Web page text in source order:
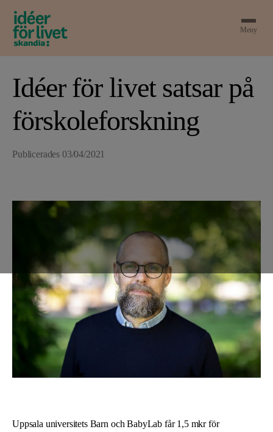
Meny
Idéer för livet satsar på
förskoleforskning
Publicerades 03/04/2021
Uppsala universitets Barn och BabyLab får 1,5 mkr för